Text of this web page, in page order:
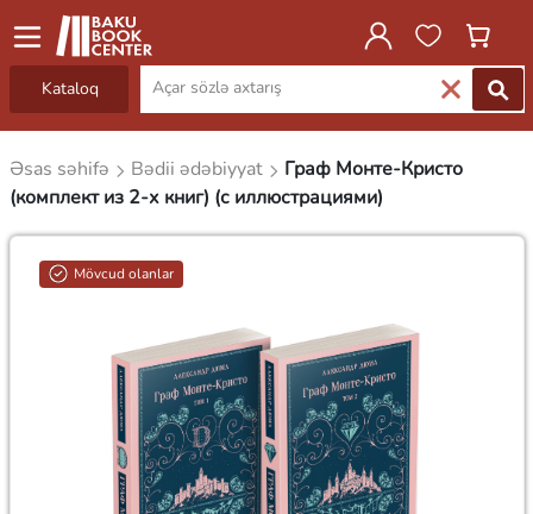
Kataloq
Əsas səhifə Bədii ədəbiyyat
Граф Монте-Кристо
(комплект из 2-х книг) (с иллюстрациями)
Mövcud olanlar